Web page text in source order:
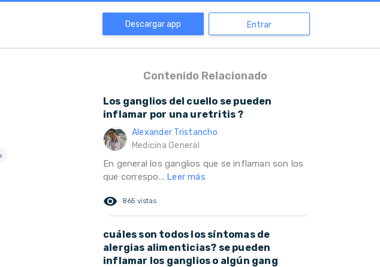
Descargar app Entrar
Contenido Relacionado
Los ganglios del cuello se pueden
inflamar por una uretritis ?
Alexander Tristancho
Medicina General
En general los ganglios que se inflaman son los
que correspo... Leer más
remove_red_eye 865 vistas
cuáles son todos los síntomas de
alergias alimenticias? se pueden
inflamar los ganglios o algún gang